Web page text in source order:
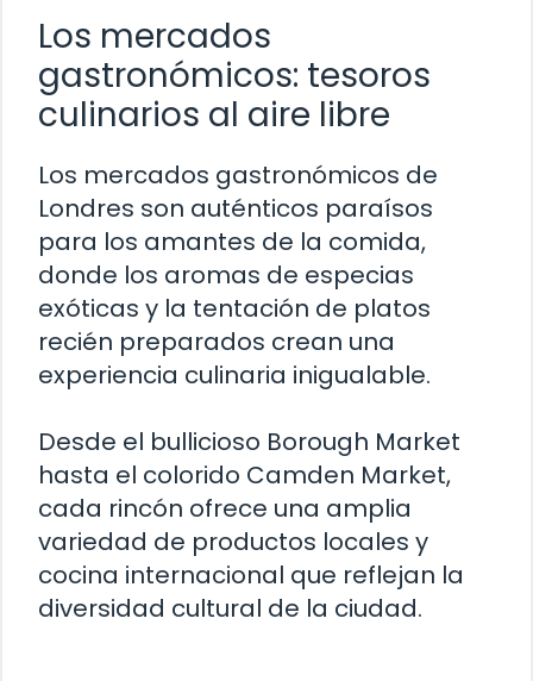
Los mercados
gastronómicos: tesoros
culinarios al aire libre
Los mercados gastronómicos de
Londres son auténticos paraísos
para los amantes de la comida,
donde los aromas de especias
exóticas y la tentación de platos
recién preparados crean una
experiencia culinaria inigualable.
Desde el bullicioso Borough Market
hasta el colorido Camden Market,
cada rincón ofrece una amplia
variedad de productos locales y
cocina internacional que reflejan la
diversidad cultural de la ciudad.